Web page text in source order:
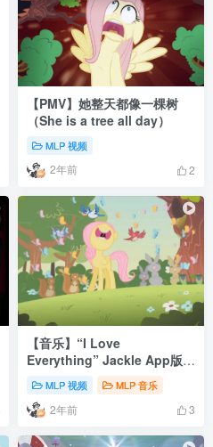
【PMV】她整天都像一棵树
（She is a tree all day）
MLP 视频
2年前 2
【音乐】“I Love
Everything” Jackle App版混
音
MLP 视频 MLP 音乐
2年前 3